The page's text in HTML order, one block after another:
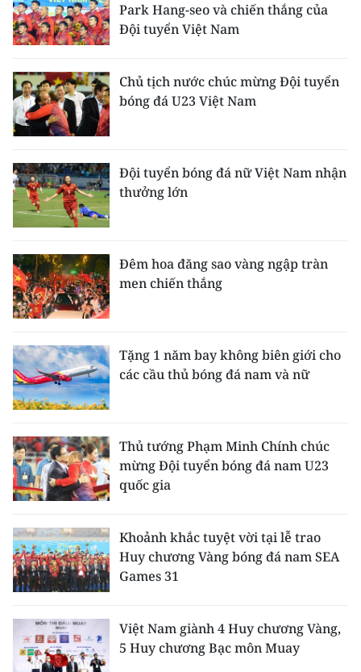
Park Hang-seo và chiến thắng của
Đội tuyển Việt Nam
Chủ tịch nước chúc mừng Đội tuyển
bóng đá U23 Việt Nam
Đội tuyển bóng đá nữ Việt Nam nhận
thưởng lớn
Đêm hoa đăng sao vàng ngập tràn
men chiến thắng
Tặng 1 năm bay không biên giới cho
các cầu thủ bóng đá nam và nữ
Thủ tướng Phạm Minh Chính chúc
mừng Đội tuyển bóng đá nam U23
quốc gia
Khoảnh khắc tuyệt vời tại lễ trao
Huy chương Vàng bóng đá nam SEA
Games 31
Việt Nam giành 4 Huy chương Vàng,
5 Huy chương Bạc môn Muay